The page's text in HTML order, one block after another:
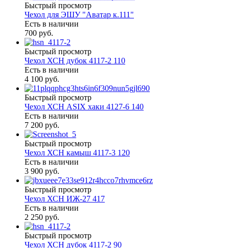
Быстрый просмотр
Чехол для ЭШУ "Аватар к.111"
Есть в наличии
700 руб.
Быстрый просмотр
Чехол ХСН дубок 4117-2 110
Есть в наличии
4 100 руб.
Быстрый просмотр
Чехол ХСН ASIX хаки 4127-6 140
Есть в наличии
7 200 руб.
Быстрый просмотр
Чехол ХСН камыш 4117-3 120
Есть в наличии
3 900 руб.
Быстрый просмотр
Чехол ХСН ИЖ-27 417
Есть в наличии
2 250 руб.
Быстрый просмотр
Чехол ХСН дубок 4117-2 90